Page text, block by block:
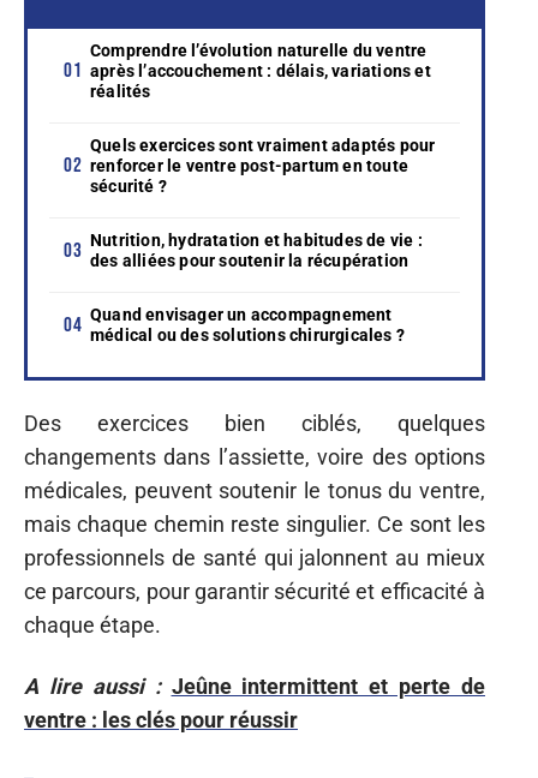
Comprendre l’évolution naturelle du ventre
après l’accouchement : délais, variations et
réalités
Quels exercices sont vraiment adaptés pour
renforcer le ventre post-partum en toute
sécurité ?
Nutrition, hydratation et habitudes de vie :
des alliées pour soutenir la récupération
Quand envisager un accompagnement
médical ou des solutions chirurgicales ?
Des exercices bien ciblés, quelques
changements dans l’assiette, voire des options
médicales, peuvent soutenir le tonus du ventre,
mais chaque chemin reste singulier. Ce sont les
professionnels de santé qui jalonnent au mieux
ce parcours, pour garantir sécurité et efficacité à
chaque étape.
A lire aussi : Jeûne intermittent et perte de
ventre : les clés pour réussir